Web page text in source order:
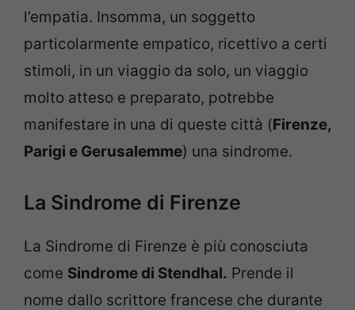
l’empatia. Insomma, un soggetto
particolarmente empatico, ricettivo a certi
stimoli, in un viaggio da solo, un viaggio
molto atteso e preparato, potrebbe
manifestare in una di queste città (Firenze,
Parigi e Gerusalemme) una sindrome.
La Sindrome di Firenze
La Sindrome di Firenze è più conosciuta
come Sindrome di Stendhal. Prende il
nome dallo scrittore francese che durante